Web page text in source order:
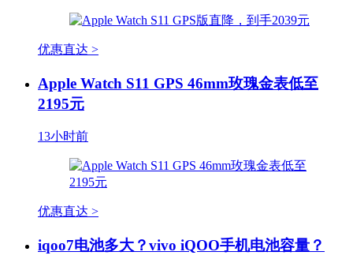
优惠直达 >
Apple Watch S11 GPS 46mm玫瑰金表低至
2195元
13小时前
优惠直达 >
iqoo7电池多大？vivo iQOO手机电池容量？